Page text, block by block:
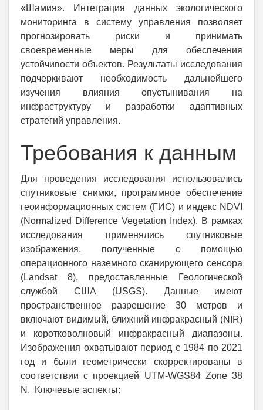
«Шамия». Интеграция данных экологического
мониторинга в систему управления позволяет
прогнозировать риски и принимать
своевременные меры для обеспечения
устойчивости объектов. Результаты исследования
подчеркивают необходимость дальнейшего
изучения влияния опустынивания на
инфраструктуру и разработки адаптивных
стратегий управления.
Требования к данным
Для проведения исследования использовались
спутниковые снимки, программное обеспечение
геоинформационных систем (ГИС) и индекс NDVI
(Normalized Difference Vegetation Index). В рамках
исследования применялись спутниковые
изображения, полученные с помощью
операционного наземного сканирующего сенсора
(Landsat 8), предоставленные Геологической
службой США (USGS). Данные имеют
пространственное разрешение 30 метров и
включают видимый, ближний инфракрасный (NIR)
и коротковолновый инфракрасный диапазоны.
Изображения охватывают период с 1984 по 2021
год и были геометрически скорректированы в
соответствии с проекцией UTM-WGS84 Zone 38
N. Ключевые аспекты: